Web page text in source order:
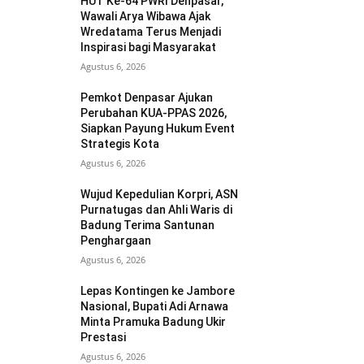
Wawali Arya Wibawa Ajak
Wredatama Terus Menjadi
Inspirasi bagi Masyarakat
Agustus 6, 2026
Pemkot Denpasar Ajukan
Perubahan KUA-PPAS 2026,
Siapkan Payung Hukum Event
Strategis Kota
Agustus 6, 2026
Wujud Kepedulian Korpri, ASN
Purnatugas dan Ahli Waris di
Badung Terima Santunan
Penghargaan
Agustus 6, 2026
Lepas Kontingen ke Jambore
Nasional, Bupati Adi Arnawa
Minta Pramuka Badung Ukir
Prestasi
Agustus 6, 2026